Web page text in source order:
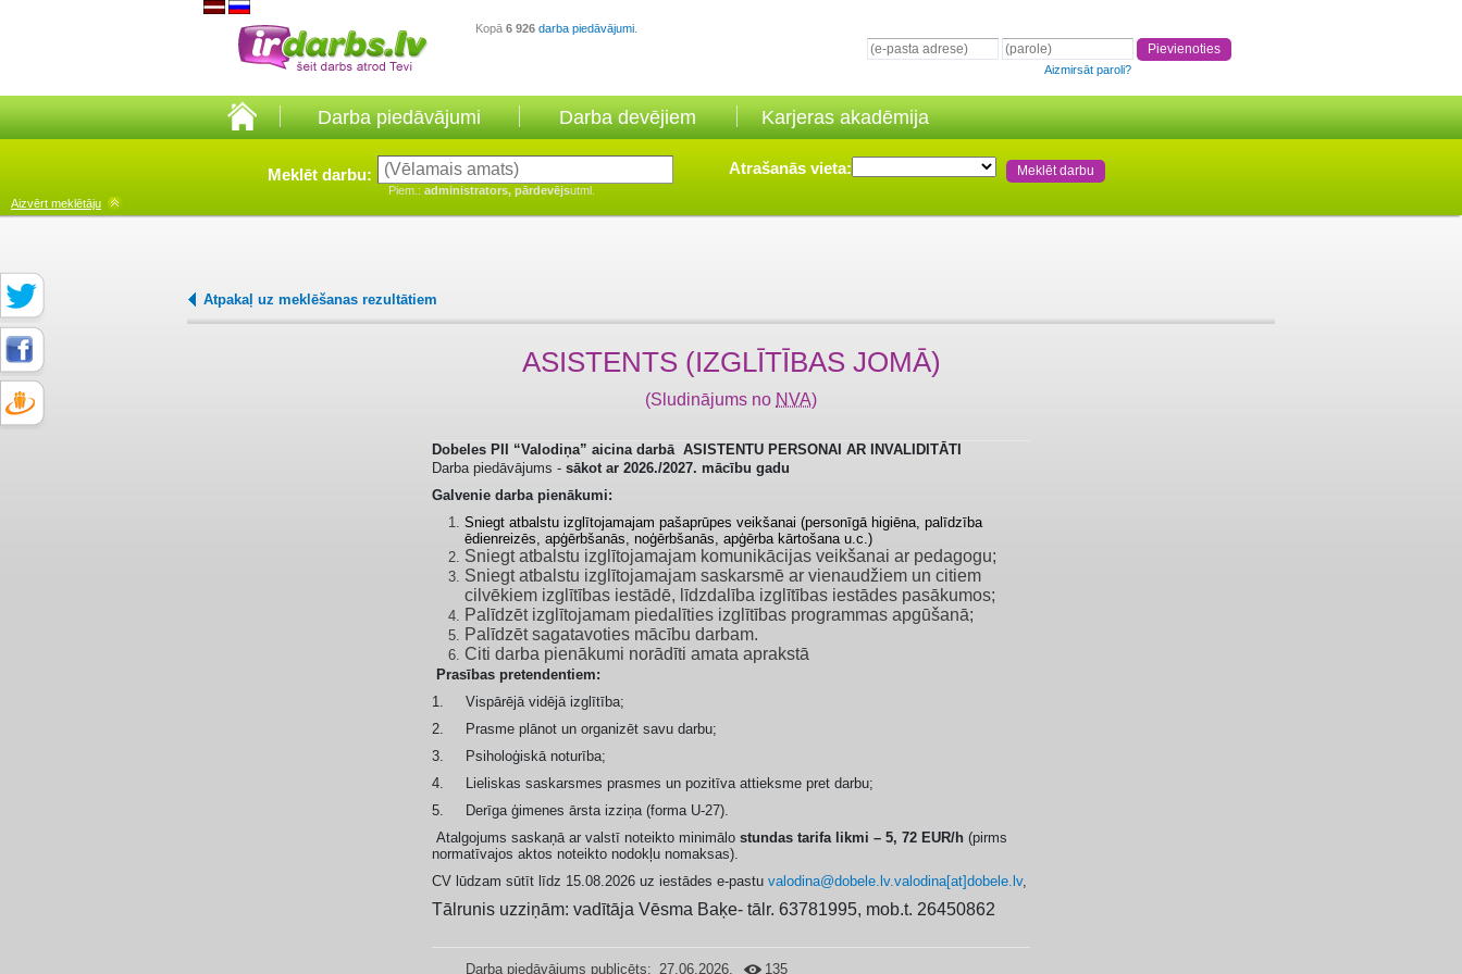
Kopā 6 926 darba piedāvājumi
Aizmirsāt paroli?
Darba piedāvājumi Darba devējiem Karjeras akadēmija
Meklēt darbu:
Piem.: administrators, pārdevējsutml.
Atrašanās vieta:
Aizvērt meklētāju
Atpakaļ uz meklēšanas rezultātiem
ASISTENTS (IZGLĪTĪBAS JOMĀ)
(Sludinājums no NVA)
Dobeles PII “Valodiņa” aicina darbā ASISTENTU PERSONAI AR INVALIDITĀTI
Darba piedāvājums - sākot ar 2026./2027. mācību gadu
Galvenie darba pienākumi:
Sniegt atbalstu izglītojamajam pašaprūpes veikšanai (personīgā higiēna, palīdzība
ēdienreizēs, apģērbšanās, noģērbšanās, apģērba kārtošana u.c.)
Sniegt atbalstu izglītojamajam komunikācijas veikšanai ar pedagogu;
Sniegt atbalstu izglītojamajam saskarsmē ar vienaudžiem un citiem
cilvēkiem izglītības iestādē, līdzdalība izglītības iestādes pasākumos;
Palīdzēt izglītojamam piedalīties izglītības programmas apgūšanā;
Palīdzēt sagatavoties mācību darbam.
Citi darba pienākumi norādīti amata aprakstā
Prasības pretendentiem:
1. Vispārējā vidējā izglītība;
2.
Prasme plānot un organizēt savu darbu;
3.
Psiholoģiskā noturība;
4.
Lieliskas saskarsmes prasmes un pozitīva attieksme pret darbu;
5.
Derīga ģimenes ārsta izziņa (forma U-27).
Atalgojums saskaņā ar valstī noteikto minimālo stundas tarifa likmi – 5, 72 EUR/h (pirms
normatīvajos aktos noteikto nodokļu nomaksas).
CV lūdzam sūtīt līdz 15.08.2026 uz iestādes e-pastu valodina@dobele.lv.valodina[at]dobele.lv,
Tālrunis uzziņām: vadītāja Vēsma Baķe- tālr. 63781995, mob.t. 26450862
Darba piedāvājums publicēts: 27.06.2026. 135